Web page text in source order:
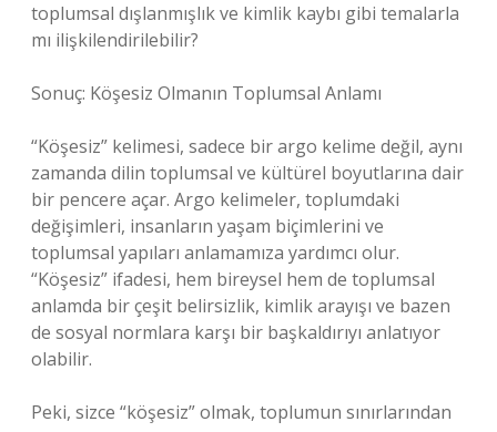
toplumsal dışlanmışlık ve kimlik kaybı gibi temalarla
mı ilişkilendirilebilir?
Sonuç: Köşesiz Olmanın Toplumsal Anlamı
“Köşesiz” kelimesi, sadece bir argo kelime değil, aynı
zamanda dilin toplumsal ve kültürel boyutlarına dair
bir pencere açar. Argo kelimeler, toplumdaki
değişimleri, insanların yaşam biçimlerini ve
toplumsal yapıları anlamamıza yardımcı olur.
“Köşesiz” ifadesi, hem bireysel hem de toplumsal
anlamda bir çeşit belirsizlik, kimlik arayışı ve bazen
de sosyal normlara karşı bir başkaldırıyı anlatıyor
olabilir.
Peki, sizce “köşesiz” olmak, toplumun sınırlarından